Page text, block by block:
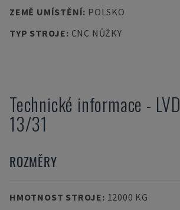
ZEMĚ UMÍSTĚNÍ: POLSKO
TYP STROJE: CNC NŮŽKY
Technické informace - LVD
13/31
ROZMĚRY
HMOTNOST STROJE: 12000 KG